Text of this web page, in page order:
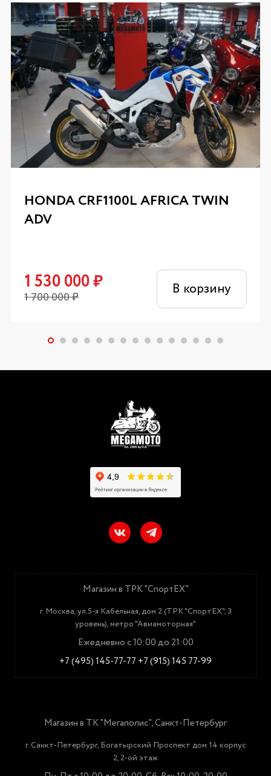
HONDA CRF1100L AFRICA TWIN
ADV
1 530 000₽
1 700 000₽ В корзину
Магазин в ТРК "СпортЕХ"
г. Москва, ул.5-я Кабельная, дом 2 (ТРК "СпортЕХ", 3
уровень), метро "Авиамоторная"
Ежедневно с 10:00 до 21:00
+7 (495) 145-77-77 +7 (915) 145 77-99
Магазин в ТК "Мегаполис", Санкт-Петербург
г. Санкт-Петербург, Богатырский Проспект дом 14 корпус
2, 2-ой этаж